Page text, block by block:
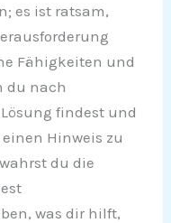
es ist ratsam,
Fähigkeiten und
du nach
findest und
Hinweis zu
du die
was dir hilft,